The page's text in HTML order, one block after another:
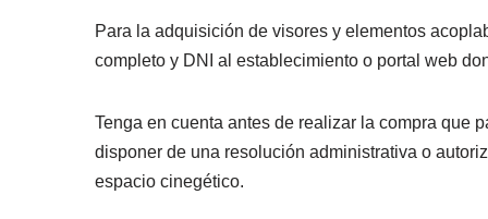
Para la adquisición de visores y elementos
completo y DNI al establecimiento o portal web
Tenga en cuenta antes de realizar la compra que
disponer de una resolución administrativa o
espacio cinegético.